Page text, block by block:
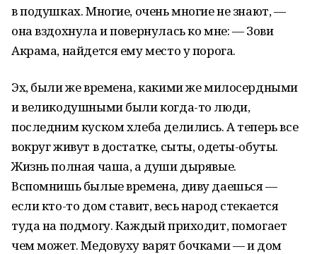
в подушках. Многие, очень многие не знают, —
она вздохнула и повернулась ко мне: — Зови
Акрама, найдется ему место у порога.
Эх, были же времена, какими же милосердными
и великодушными были когда-то люди,
последним куском хлеба делились. А теперь все
вокруг живут в достатке, сыты, одеты-обуты.
Жизнь полная чаша, а души дырявые.
Вспомнишь былые времена, диву даешься —
если кто-то дом ставит, весь народ стекается
туда на подмогу. Каждый приходит, помогает
чем может. Медовуху варят бочками — и дом